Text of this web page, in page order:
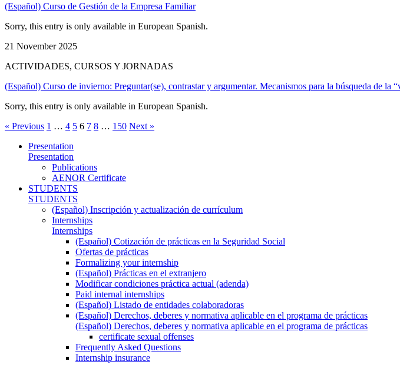
(Español) Curso de Gestión de la Empresa Familiar
Sorry, this entry is only available in European Spanish.
21 November 2025
ACTIVIDADES, CURSOS Y JORNADAS
(Español) Curso de invierno: Preguntar(se), contrastar y argumentar. Mecanismos para la búsqueda de la
Sorry, this entry is only available in European Spanish.
« Previous 1 … 4 5 6 7 8 … 150 Next »
Presentation
Presentation
Publications
AENOR Certificate
STUDENTS
STUDENTS
(Español) Inscripción y actualización de currículum
Internships
Internships
(Español) Cotización de prácticas en la Seguridad Social
Ofertas de prácticas
Formalizing your internship
(Español) Prácticas en el extranjero
Modificar condiciones práctica actual (adenda)
Paid internal internships
(Español) Listado de entidades colaboradoras
(Español) Derechos, deberes y normativa aplicable en el programa de prácticas
(Español) Derechos, deberes y normativa aplicable en el programa de prácticas
certificate sexual offenses
Frequently Asked Questions
Internship insurance